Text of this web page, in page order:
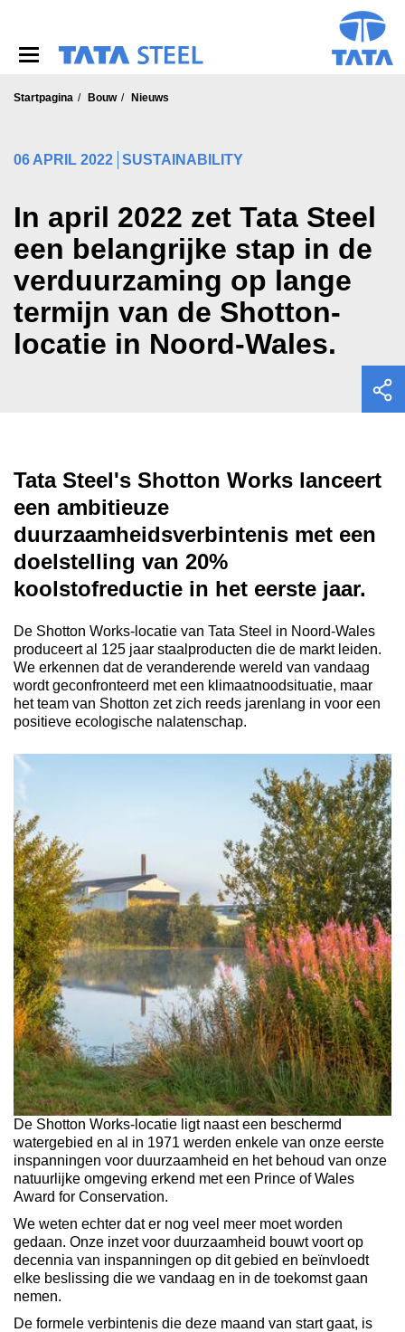
Startpagina Bouw Nieuws
06 APRIL 2022 SUSTAINABILITY
In april 2022 zet Tata Steel
een belangrijke stap in de
verduurzaming op lange
termijn van de Shotton-
locatie in Noord-Wales.
Tata Steel's Shotton Works lanceert
een ambitieuze
duurzaamheidsverbintenis met een
doelstelling van 20%
koolstofreductie in het eerste jaar.
De Shotton Works-locatie van Tata Steel in Noord-Wales
produceert al 125 jaar staalproducten die de markt leiden.
We erkennen dat de veranderende wereld van vandaag
wordt geconfronteerd met een klimaatnoodsituatie, maar
het team van Shotton zet zich reeds jarenlang in voor een
positieve ecologische nalatenschap.
De Shotton Works-locatie ligt naast een beschermd
watergebied en al in 1971 werden enkele van onze eerste
inspanningen voor duurzaamheid en het behoud van onze
natuurlijke omgeving erkend met een Prince of Wales
Award for Conservation.
We weten echter dat er nog veel meer moet worden
gedaan. Onze inzet voor duurzaamheid bouwt voort op
decennia van inspanningen op dit gebied en beïnvloedt
elke beslissing die we vandaag en in de toekomst gaan
nemen.
De formele verbintenis die deze maand van start gaat, is